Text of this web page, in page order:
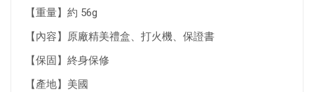
【重量】約 56g
【內容】原廠精美禮盒、打火機、保證書
【保固】終身保修
【產地】美國